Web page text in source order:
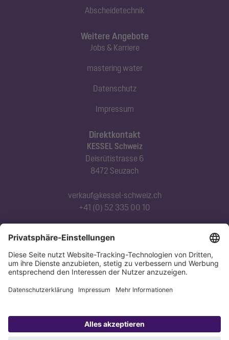
Abscheidetechnik
Direktkontakt
KESSEL Schweiz
Deisrütistrasse 6
8472 Seuzach
verkauf@kessel-schweiz.ch
+41 (0) 52 335 00 10
Abonnieren Sie unseren Newsletter
Jetzt anmelden
Weitere Angebote
Jobs & Karriere
mastering water
Datenschutz
Impressum
Datenschutz Impressum